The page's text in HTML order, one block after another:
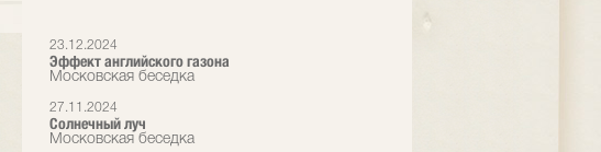
23.12.2024
Эффект английского газона
Московская беседка
27.11.2024
Солнечный луч
Московская беседка